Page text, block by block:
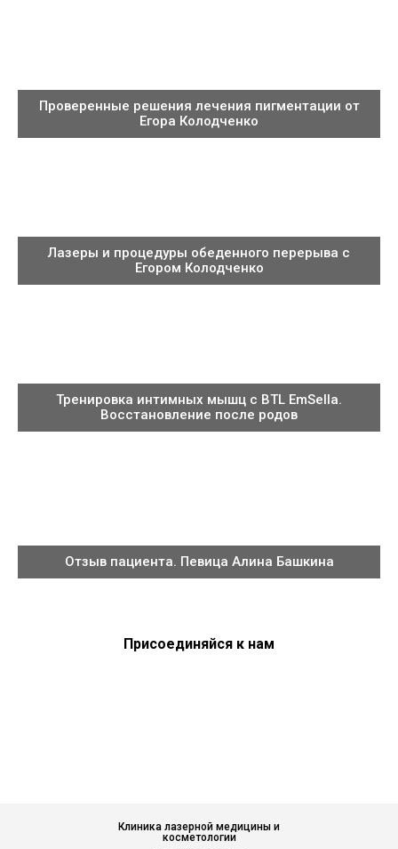
Проверенные решения лечения пигментации от
Егора Колодченко
Лазеры и процедуры обеденного перерыва с
Егором Колодченко
Тренировка интимных мышц с BTL EmSella.
Восстановление после родов
Отзыв пациента. Певица Алина Башкина
Присоединяйся к нам
Клиника лазерной медицины и
косметологии